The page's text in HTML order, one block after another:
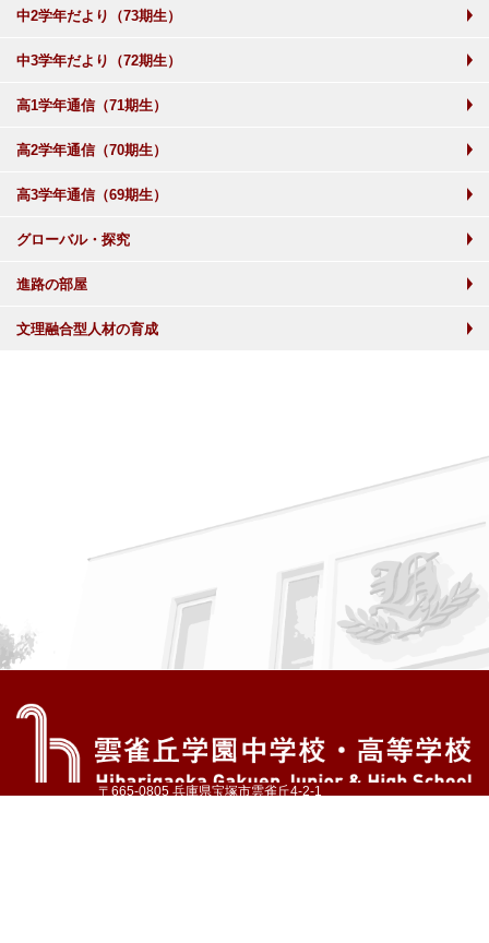
中2学年だより（73期生）
中3学年だより（72期生）
高1学年通信（71期生）
高2学年通信（70期生）
高3学年通信（69期生）
グローバル・探究
進路の部屋
文理融合型人材の育成
〒665-0805 兵庫県宝塚市雲雀丘4-2-1